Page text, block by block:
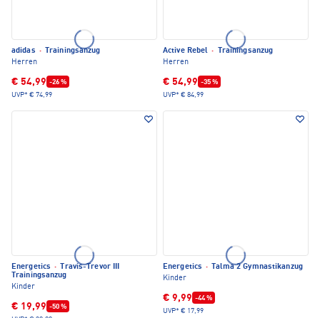
adidas ·
Trainingsanzug
Herren
€ 54,99 -26 %
UVP* € 74,99
Active Rebel ·
Trainingsanzug
Herren
€ 54,99 -35 %
UVP* € 84,99
Energetics ·
Travis-Trevor III
Trainingsanzug
Kinder
€ 19,99 -50 %
Energetics ·
Talma 2 Gymnastikanzug
Kinder
€ 9,99 -44 %
UVP* € 17,99